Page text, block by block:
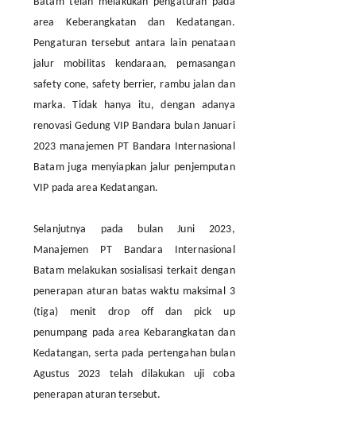
area Keberangkatan dan Kedatangan.
Pengaturan tersebut antara lain penataan
jalur mobilitas kendaraan, pemasangan
safety cone, safety berrier, rambu jalan dan
marka. Tidak hanya itu, dengan adanya
renovasi Gedung VIP Bandara bulan Januari
2023 manajemen PT Bandara Internasional
Batam juga menyiapkan jalur penjemputan
VIP pada area Kedatangan.
Selanjutnya pada bulan Juni 2023,
Manajemen PT Bandara Internasional
Batam melakukan sosialisasi terkait dengan
penerapan aturan batas waktu maksimal 3
(tiga) menit drop off dan pick up
penumpang pada area Kebarangkatan dan
Kedatangan, serta pada pertengahan bulan
Agustus 2023 telah dilakukan uji coba
penerapan aturan tersebut.